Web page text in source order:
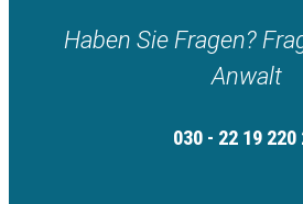
Haben Sie Fragen?
Anwalt
030 - 22 19 220